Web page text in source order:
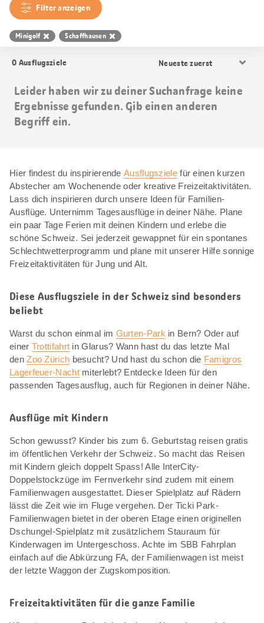
Filter anzeigen
Minigolf Schaffhausen
0 Ausflugsziele
Sortierung
Leider haben wir zu deiner Suchanfrage keine
Ergebnisse gefunden. Gib einen anderen
Begriff ein.
Hier findest du inspirierendeAusflugszielefür einen kurzen
Abstecher am Wochenende oder kreative Freizeitaktivitäten.
Lass dich inspirieren durch unsere Ideen für Familien-
Ausflüge. Unternimm Tagesausflüge in deiner Nähe. Plane
ein paar Tage Ferien mit deinen Kindern und erlebe die
schöne Schweiz. Sei jederzeit gewappnet für ein spontanes
Schlechtwetterprogramm und plane mit unserer Hilfe sonnige
Freizeitaktivitäten für Jung und Alt.
Diese Ausflugsziele in der Schweiz sind besonders
beliebt
Warst du schon einmal im Gurten-Park in Bern? Oder auf
einer Trottifahrt in Glarus? Wann hast du das letzte Mal
denZoo Zürich besucht? Und hast du schon die Famigros
Lagerfeuer-Nachtmiterlebt? Entdecke Ideen für den
passenden Tagesausflug, auch für Regionen in deiner Nähe.
Ausflüge mit Kindern
Schon gewusst? Kinder bis zum 6. Geburtstag reisen gratis
im öffentlichen Verkehr der Schweiz. So macht das Reisen
mit Kindern gleich doppelt Spass! Alle InterCity-
Doppelstockzüge im Fernverkehr sind zudem mit einem
Familienwagen ausgestattet. Dieser Spielplatz auf Rädern
lässt die Zeit wie im Fluge vergehen. Der Ticki Park-
Familienwagen bietet in der oberen Etage einen originellen
Dschungel-Spielplatz mit zusätzlichem Stauraum für
Kinderwagen im Untergeschoss. Achte im SBB Fahrplan
einfach auf die Abkürzung FA, der Familienwagen ist meist
der letzte Waggon der Zugskomposition.
Freizeitaktivitäten für die ganze Familie